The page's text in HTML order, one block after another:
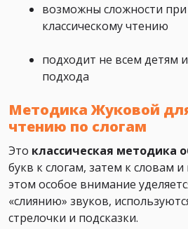
возможны сложности при
классическому чтению
подходит не всем детям
подхода
Методика Жуковой
чтению по слогам
Это классическая методика
букв к слогам, затем к словам
этом особое внимание
«слиянию» звуков,
стрелочки и подсказки.